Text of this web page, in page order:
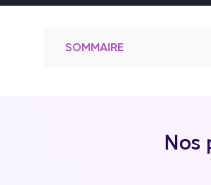
SOMMAIRE